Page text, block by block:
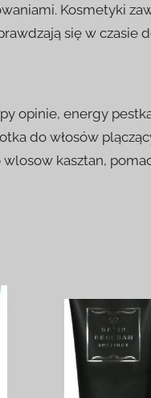
Kosmetyki
się w czasie
opinie, energy
do włosów
kasztan,